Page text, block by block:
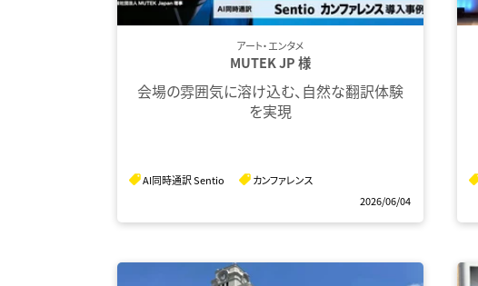
アート・エンタメ
MUTEK JP 様
会場の雰囲気に溶け込む、自然な翻訳体験
を実現
AI同時通訳 Sentio
カンファレンス
2026/06/04